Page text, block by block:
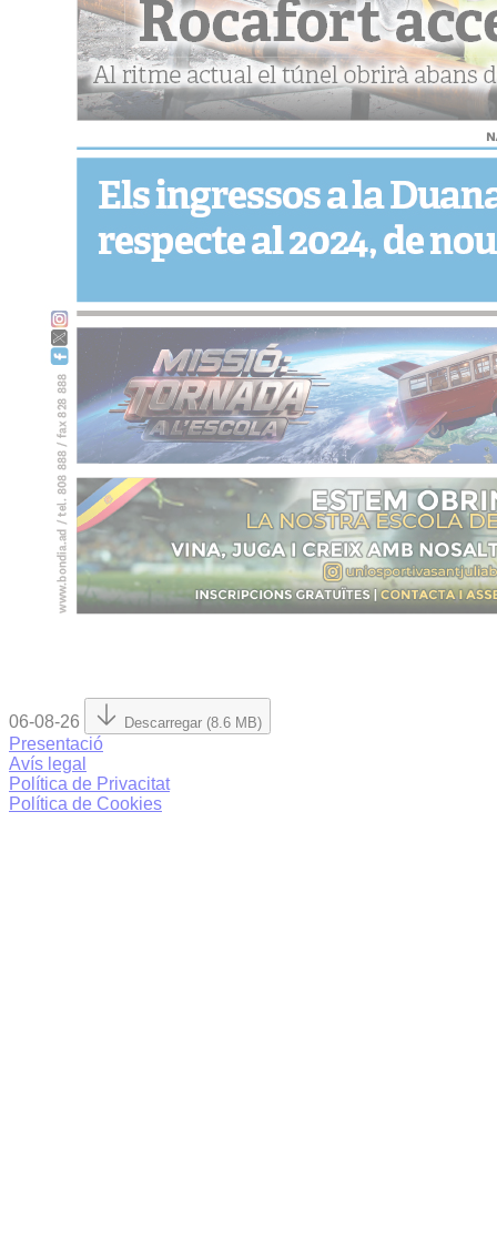
06-08-26 Descarregar (8.6 MB)
Presentació
Avís legal
Política de Privacitat
Política de Cookies